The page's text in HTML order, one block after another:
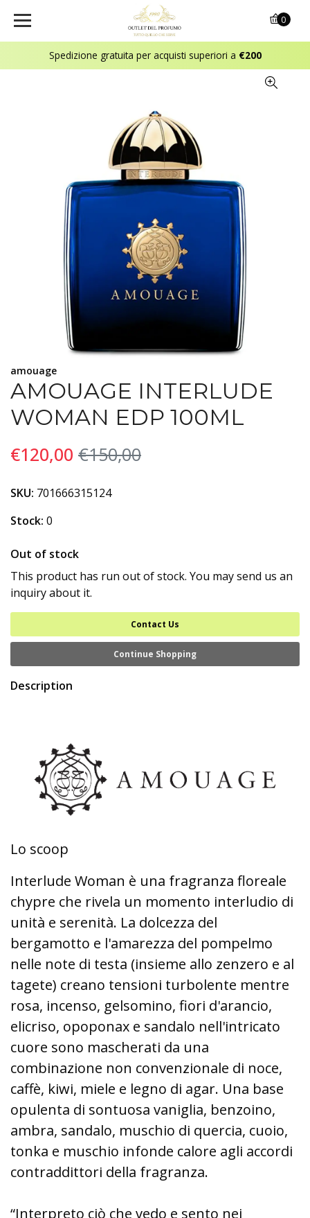
Spedizione gratuita per acquisti superiori a €200
0
amouage
AMOUAGE INTERLUDE
WOMAN EDP 100ML
€120,00 €150,00
SKU: 701666315124
Stock: 0
Out of stock
This product has run out of stock. You may send us an
inquiry about it.
Contact Us
Continue Shopping
Description
Lo scoop
Interlude Woman è una fragranza floreale
chypre che rivela un momento interludio di
unità e serenità. La dolcezza del
bergamotto e l'amarezza del pompelmo
nelle note di testa (insieme allo zenzero e al
tagete) creano tensioni turbolente mentre
rosa, incenso, gelsomino, fiori d'arancio,
elicriso, opoponax e sandalo nell'intricato
cuore sono mascherati da una
combinazione non convenzionale di noce,
caffè, kiwi, miele e legno di agar. Una base
opulenta di sontuosa vaniglia, benzoino,
ambra, sandalo, muschio di quercia, cuoio,
tonka e muschio infonde calore agli accordi
contraddittori della fragranza.
“Interpreto ciò che vedo e sento nei